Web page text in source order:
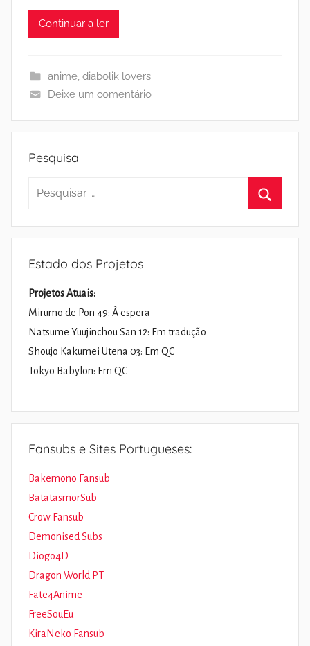
Continuar a ler
anime, diabolik lovers
Deixe um comentário
Pesquisa
Pesquisar
Estado dos Projetos
Projetos Atuais:
Mirumo de Pon 49: À espera
Natsume Yuujinchou San 12: Em tradução
Shoujo Kakumei Utena 03: Em QC
Tokyo Babylon: Em QC
Fansubs e Sites Portugueses:
Bakemono Fansub
BatatasmorSub
Crow Fansub
Demonised Subs
Diogo4D
Dragon World PT
Fate4Anime
FreeSouEu
KiraNeko Fansub